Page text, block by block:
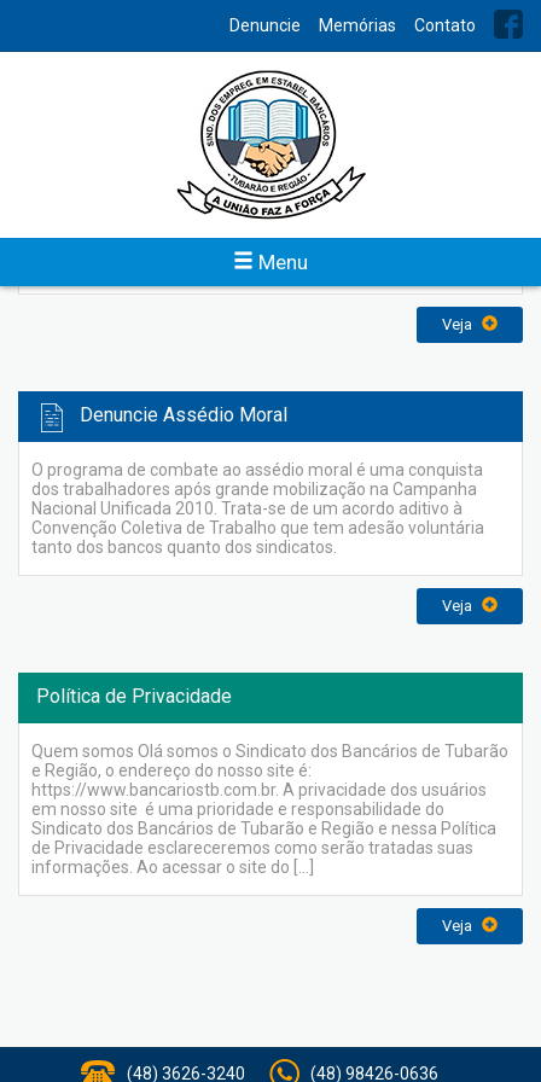
Denuncie Memórias Contato
Menu
O Sindicato dos Empregados em Estabelecimentos Bancários
de Tubarão e Região foi fundado em 31 de agosto de 1958 e
reconhecido em 20 de maio de 1959, com a finalidade de
representar os bancários perante os poderes constituídos na
atuando sempre em busca de uma sociedade melhor.
Veja
Denuncie Assédio Moral
O programa de combate ao assédio moral é uma conquista
dos trabalhadores após grande mobilização na Campanha
Nacional Unificada 2010. Trata-se de um acordo aditivo à
Convenção Coletiva de Trabalho que tem adesão voluntária
tanto dos bancos quanto dos sindicatos.
Veja
Política de Privacidade
Quem somos Olá somos o Sindicato dos Bancários de Tubarão
e Região, o endereço do nosso site é:
https://www.bancariostb.com.br. A privacidade dos usuários
em nosso site é uma prioridade e responsabilidade do
Sindicato dos Bancários de Tubarão e Região e nessa Política
de Privacidade esclareceremos como serão tratadas suas
informações. Ao acessar o site do […]
Veja
(48) 3626-3240 (48) 98426-0636